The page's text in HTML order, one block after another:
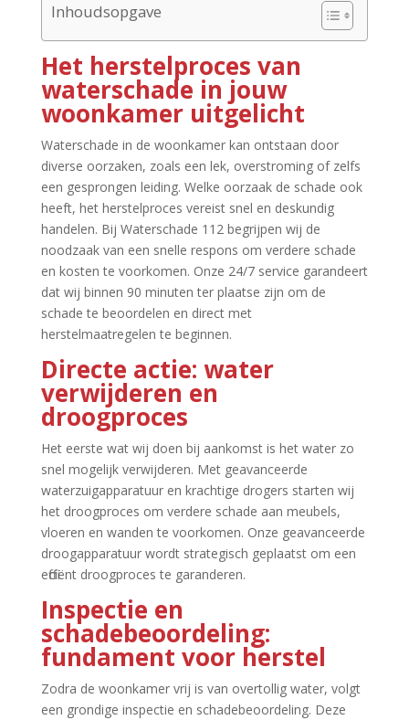
Inhoudsopgave
Het herstelproces van
waterschade in jouw
woonkamer uitgelicht
Waterschade in de woonkamer kan ontstaan door
diverse oorzaken, zoals een lek, overstroming of zelfs
een gesprongen leiding.​ Welke oorzaak de schade ook
heeft, het herstelproces vereist snel en deskundig
handelen.​ Bij Waterschade 112 begrijpen wij de
noodzaak van een snelle respons om verdere schade
en kosten te voorkomen.​ Onze 24/7 service garandeert
dat wij binnen 90 minuten ter plaatse zijn om de
schade te beoordelen en direct met
herstelmaatregelen te beginnen.​
Directe actie: water
verwijderen en
droogproces
Het eerste wat wij doen bij aankomst is het water zo
snel mogelijk verwijderen.​ Met geavanceerde
waterzuigapparatuur en krachtige drogers starten wij
het droogproces om verdere schade aan meubels,
vloeren en wanden te voorkomen.​ Onze geavanceerde
droogapparatuur wordt strategisch geplaatst om een
efficiënt droogproces te garanderen.​
Inspectie en
schadebeoordeling:
fundament voor herstel
Zodra de woonkamer vrij is van overtollig water, volgt
een grondige inspectie en schadebeoordeling.​ Deze